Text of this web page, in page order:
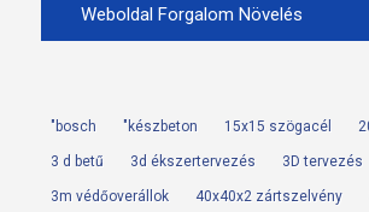
Weboldal Forgalom Növelés
"bosch "készbeton 15x15 szögacél
3 d betű 3d ékszertervezés 3D tervezés
3m védőoverállok 40x40x2 zártszelvény